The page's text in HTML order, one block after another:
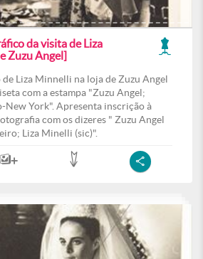
da visita de Liza
Zuzu Angel]
Liza Minnelli na loja de Zuzu Angel
com a estampa "Zuzu Angel;
New York". Apresenta inscrição à
com os dizeres " Zuzu Angel
Liza Minelli (sic)".